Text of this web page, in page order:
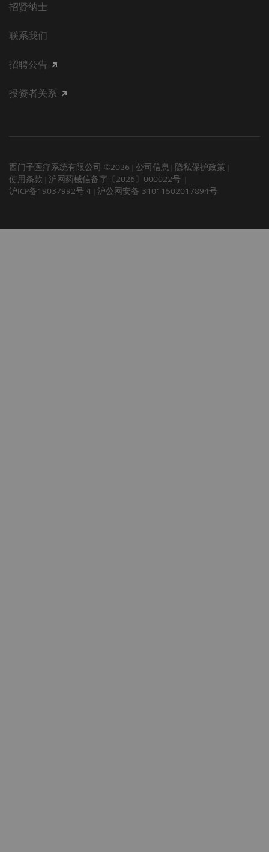
招贤纳士
联系我们
招聘公告
投资者关系
西门子医疗系统有限公司 ©2026 公司信息
隐私保护政策
使用条款
沪网药械信备字〔2026〕000022号
沪ICP备19037992号-4
沪公网安备 31011502017894号